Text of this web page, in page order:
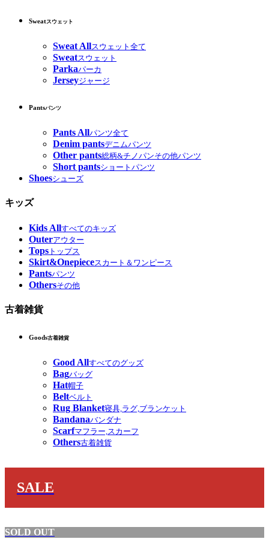
Sweatスウェット
Sweat Allスウェット全て
Sweatスウェット
Parkaパーカ
Jerseyジャージ
Pantsパンツ
Pants Allパンツ全て
Denim pantsデニムパンツ
Other pants総柄&チノパンその他パンツ
Short pantsショートパンツ
Shoesシューズ
キッズ
Kids Allすべてのキッズ
Outerアウター
Tops トップス
Skirt&Onepieceスカート＆ワンピース
Pantsパンツ
Othersその他
古着雑貨
Goods古着雑貨
Good Allすべてのグッズ
Bagバッグ
Hat帽子
Beltベルト
Rug Blanket寝具,ラグ,ブランケット
Bandanaバンダナ
Scarfマフラー,スカーフ
Others古着雑貨
SALE
SOLD OUT